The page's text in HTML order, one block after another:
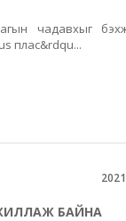
чадавхыг
плас&rdqu...
БАЙНА